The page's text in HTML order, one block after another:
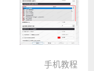
手机教程